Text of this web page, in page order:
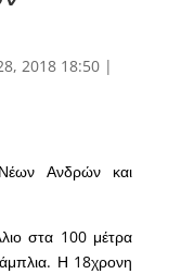
2018 18:50|
Ανδρών και
στα 100 μέτρα
Η 18χρονη